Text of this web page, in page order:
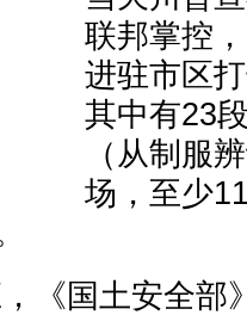
联邦掌控
进驻市区
其中有23
（从制服
场，至少
《国土安全部